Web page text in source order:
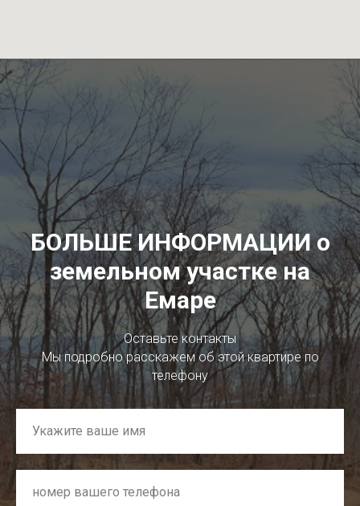
БОЛЬШЕ ИНФОРМАЦИИ о
земельном участке на
Емаре
Оставьте контакты
Мы подробно расскажем об этой квартире по
телефону